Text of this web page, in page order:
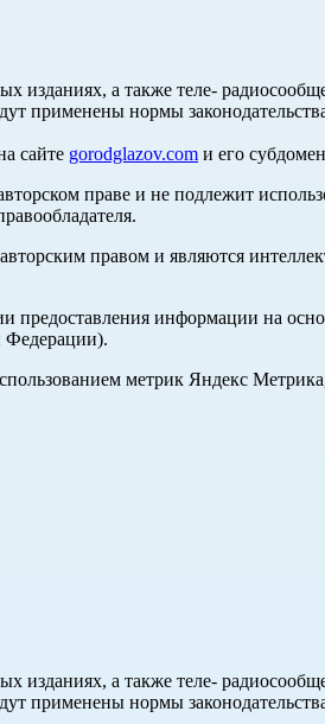
изданиях, а также теле-
применены нормы
сайте gorodglazov.com и его
праве и не подлежит
правом и являются
информации на
Федерации).
метрик Яндекс
изданиях, а также теле-
применены нормы